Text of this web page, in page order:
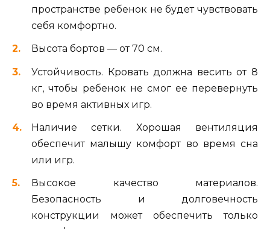
пространстве ребенок не будет чувствовать
себя комфортно.
Высота бортов — от 70 см.
Устойчивость. Кровать должна весить от 8
кг, чтобы ребенок не смог ее перевернуть
во время активных игр.
Наличие сетки. Хорошая вентиляция
обеспечит малышу комфорт во время сна
или игр.
Высокое качество материалов.
Безопасность и долговечность
конструкции может обеспечить только